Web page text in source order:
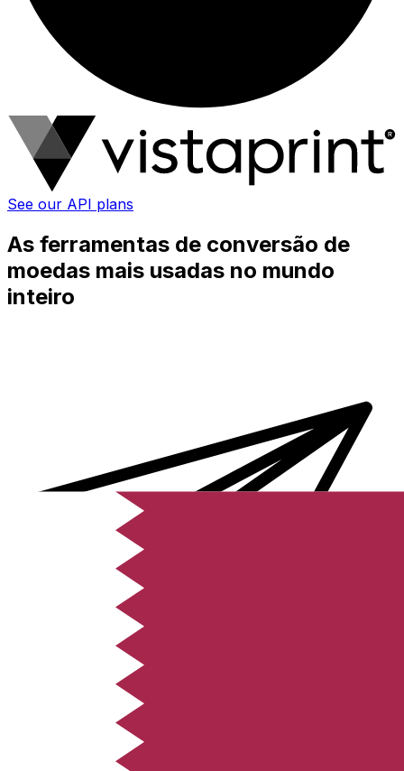
See our API plans
As ferramentas de conversão de
moedas mais usadas no mundo
inteiro
Transferência internacional de dinheiro Xe